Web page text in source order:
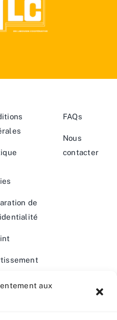
aux
de
FAQs
Nous
contacter